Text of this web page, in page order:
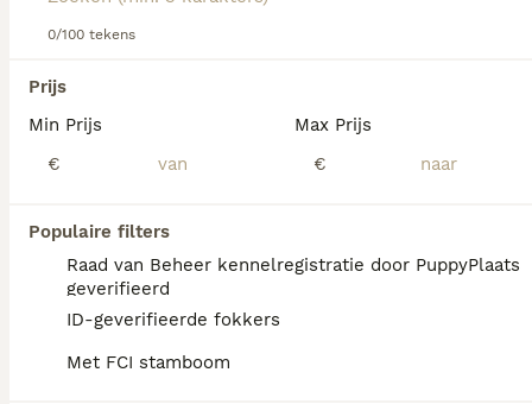
0/100 tekens
Prijs
Min Prijs
€
Max Prijs
€
Populaire filters
Raad van Beheer kennelregistratie door PuppyPlaats
geverifieerd
ID-geverifieerde fokkers
Met FCI stamboom
Lees onze Schapendoes adviespagina voor informatie over
We hebben 0 Nederlandse Schapendoes Pups
Als je toekomstige resultaten wil zien voor deze
exacte zoekopdracht, sla dan je zoekopdracht op en
FAQ's